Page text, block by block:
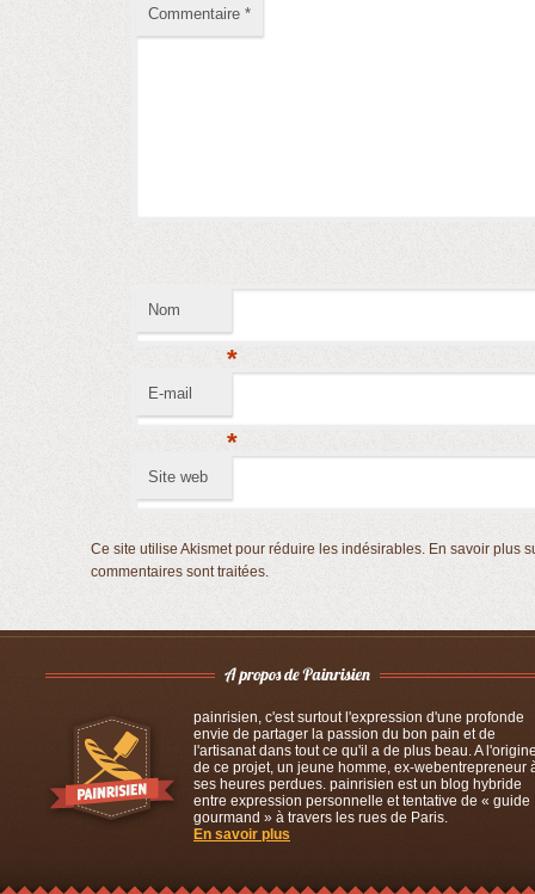
Commentaire*
Nom
*
E-mail
*
Site web
Ce site utilise Akismet pour réduire les indésirables. En savoir plus
commentaires sont traitées.
painrisien, c'est surtout l'expression d'une profonde
envie de partager la passion du bon pain et de
l'artisanat dans tout ce qu'il a de plus beau. A
de ce projet, un jeune homme, ex-webentrepreneur
ses heures perdues. painrisien est un blog hybride
entre expression personnelle et tentative de « guide
gourmand » à travers les rues de Paris.
En savoir plus